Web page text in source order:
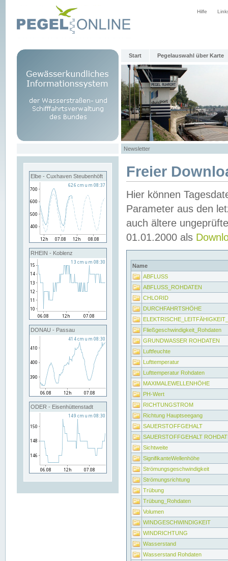
Hilfe
Start Pegelauswahl über Karte
Newsletter
Elbe - Cuxhaven Steubenhöft
RHEIN - Koblenz
DONAU - Passau
ODER - Eisenhüttenstadt
Freier
Hier können
Parameter aus den
auch ältere
01.01.2000 als
Name
ABFLUSS
ABFLUSS_ROHDATEN
CHLORID
DURCHFAHRTSHÖHE
Fließgeschwindigkeit_Rohdaten
GRUNDWASSER ROHDATEN
Luftfeuchte
Lufttemperatur
Lufttemperatur Rohdaten
MAXIMALEWELLENHÖHE
PH-Wert
RICHTUNGSTROM
Richtung Hauptseegang
SAUERSTOFFGEHALT
SAUERSTOFFGEHALT
Sichtweite
SignifikanteWellenhöhe
Strömungsgeschwindigkeit
Strömungsrichtung
Trübung
Trübung_Rohdaten
Volumen
WINDGESCHWINDIGKEIT
WINDRICHTUNG
Wasserstand
Wasserstand Rohdaten